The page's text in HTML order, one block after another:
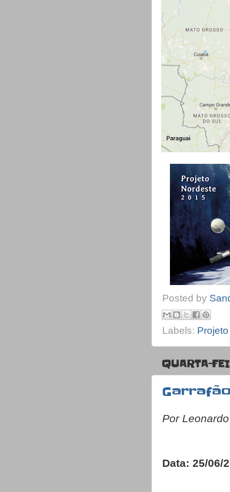
Posted by
Labels:
QUARTA-
Garrafão
Por
Data: 25/06/